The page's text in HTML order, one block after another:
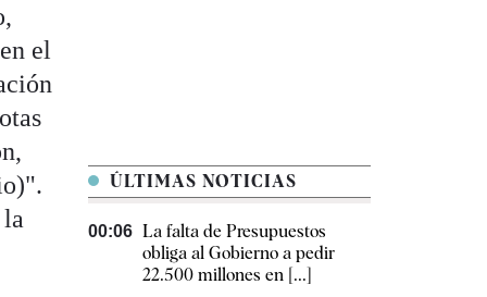
el
ÚLTIMAS NOTICIAS
00:06 La falta de Presupuestos
obliga al Gobierno a pedir
22.500 millones en [...]